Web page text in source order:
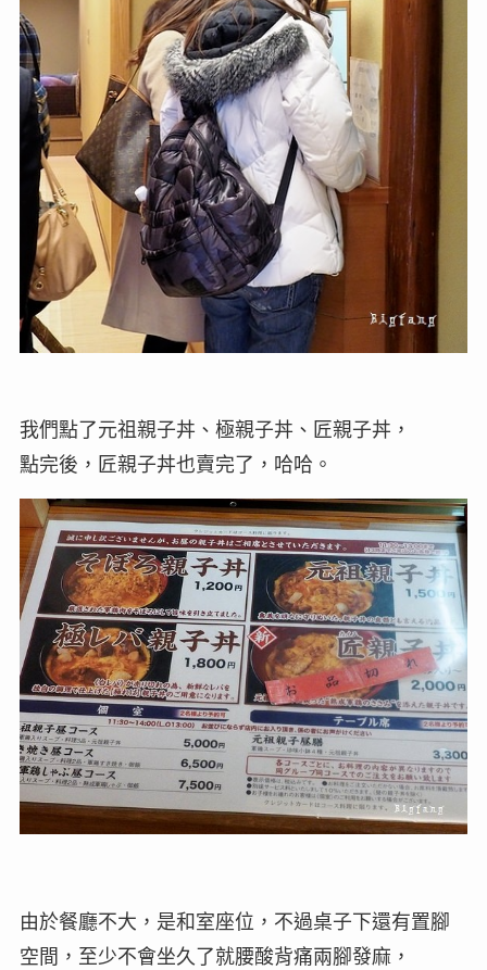
我們點了元祖親子丼、極親子丼、匠親子丼，
點完後，匠親子丼也賣完了，哈哈。
由於餐廳不大，是和室座位，不過桌子下還有置腳
空間，至少不會坐久了就腰酸背痛兩腳發麻，